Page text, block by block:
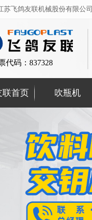
苏飞鸽友联机械股份有限公
代码：837328
联首页 吹瓶机